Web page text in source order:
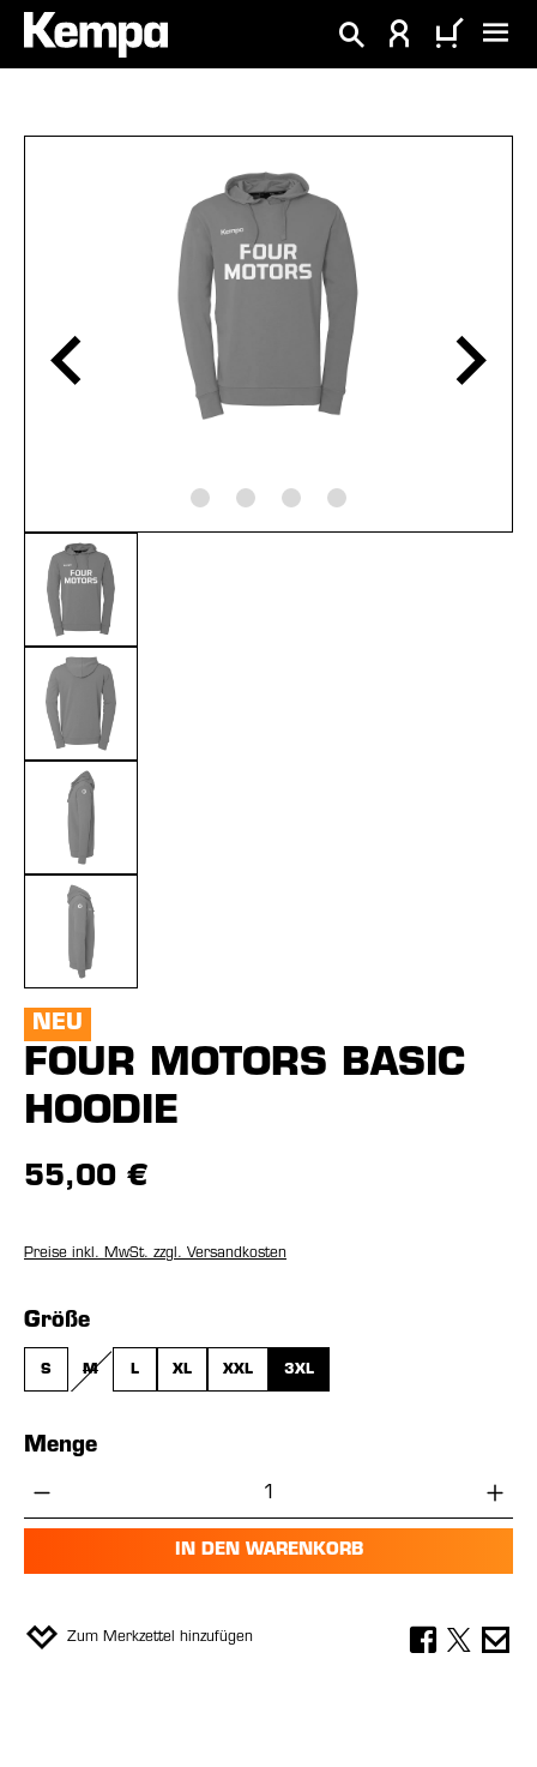
springen
NEU
FOUR MOTORS BASIC
HOODIE
55,00 €
Preise inkl. MwSt. zzgl. Versandkosten
Größeauswählen
S M L XL XXL 3XL
Menge
Produkt Anzahl: Gib den gewünschten
IN DEN WARENKORB
Zum Merkzettel hinzufügen